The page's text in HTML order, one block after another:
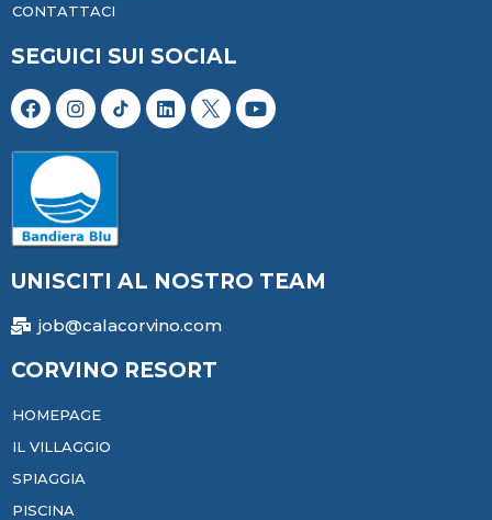
CONTATTACI
SEGUICI SUI SOCIAL
UNISCITI AL NOSTRO TEAM
job@calacorvino.com
CORVINO RESORT
HOMEPAGE
IL VILLAGGIO
SPIAGGIA
PISCINA